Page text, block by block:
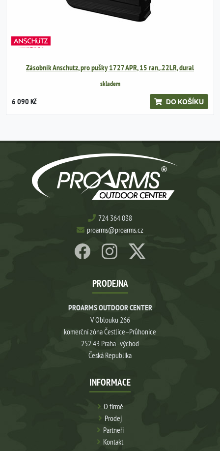
Zásobník Anschutz, pro pušky 1727 APR, 15 ran, .22LR, dural
skladem
6 090 Kč DO KOŠÍKU
724 364 038
proarms@proarms.cz
PRODEJNA
PROARMS OUTDOOR CENTER
V Oblouku 266
komerční zóna Čestlice–Průhonice
252 43 Praha–východ
Česká Republika
INFORMACE
O firmě
Prodej
Partneři
Kontakt